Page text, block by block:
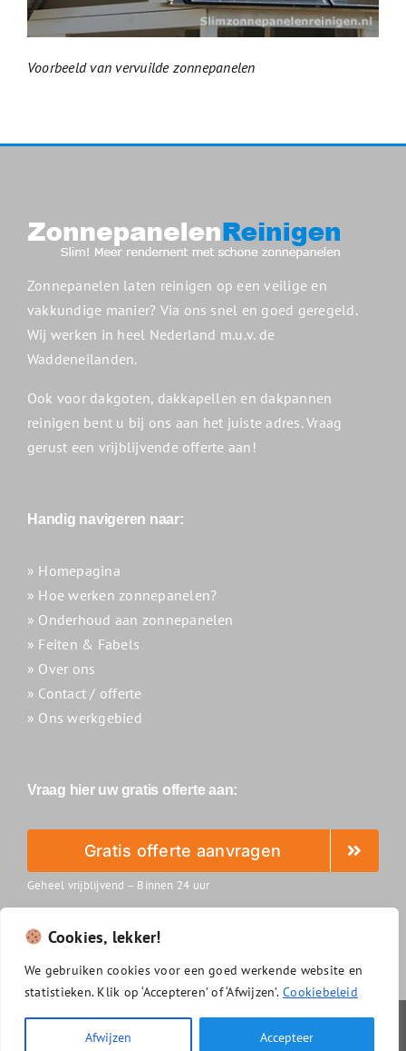
Cookies, lekker!
We gebruikencookiesvooreengoedwerkende website en
statistieken. Klik op ‘Accepteren’of ‘Afwijzen’. Cookiebeleid
Afwijzen Accepteer
Voorbeeld van vervuilde zonnepanelen
Zonnepanelen laten reinigen op een veilige en
vakkundige manier? Via ons snel en goed geregeld.
Wij werken in heel Nederland m.u.v. de
Waddeneilanden.
Ook voor dakgoten, dakkapellen en dakpannen
reinigen bent u bij ons aan het juiste adres. Vraag
gerust een vrijblijvende offerte aan!
Handig navigeren naar:
» Homepagina
» Hoe werken zonnepanelen?
» Onderhoud aan zonnepanelen
» Feiten & Fabels
» Over ons
» Contact / offerte
» Ons werkgebied
Vraag hier uw gratis offerte aan:
Gratis offerte aanvragen
Geheel vrijblijvend – Binnen 24 uur
Privacyverklaring
Cookiebeleid